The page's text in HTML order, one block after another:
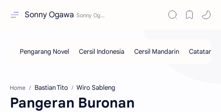
Sonny Ogawa
Home Bastian Tito Wiro Sableng
Pangeran Buronan